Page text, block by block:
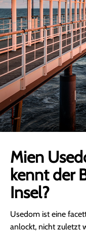
Mien
kennt der
Insel?
Usedom ist eine
anlockt, nicht zuletzt